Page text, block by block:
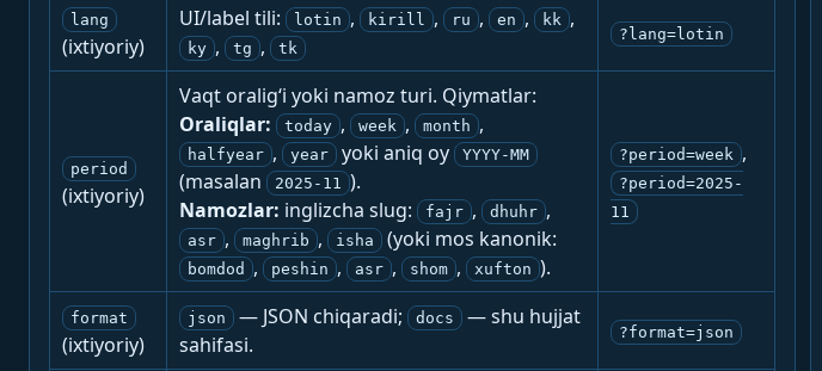
lang
(ixtiyoriy)
UI/label tili: lotin , kirill , ru , en , kk ,
ky , tg , tk
?lang=lotin
period
(ixtiyoriy)
Vaqt oralig‘i yoki namoz turi. Qiymatlar:
Oraliqlar:
today , week , month ,
halfyear , year yoki aniq oy YYYY-MM
(masalan 2025-11 ).
Namozlar: inglizcha slug: fajr , dhuhr ,
asr , maghrib , isha (yoki mos kanonik:
bomdod , peshin , asr , shom , xufton ).
?period=week ,
?period=2025-
11
format
(ixtiyoriy)
json — JSON chiqaradi; docs
— shu hujjat
sahifasi.
?format=json